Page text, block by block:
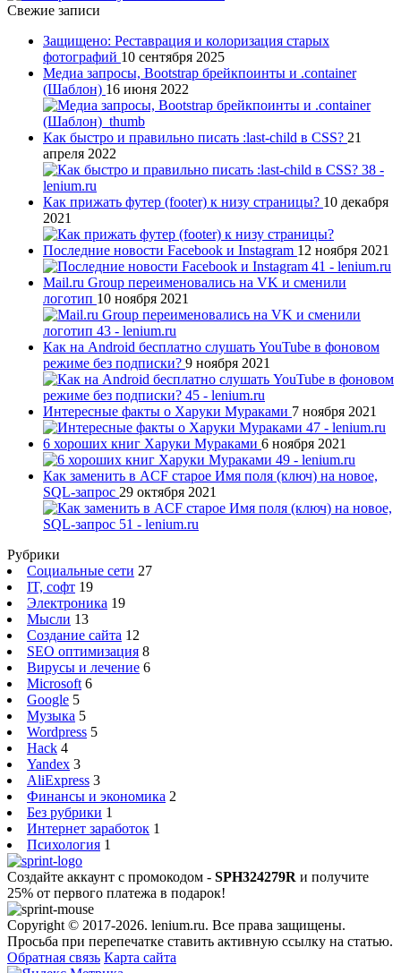
Свежие записи
Защищено: Реставрация и колоризация старых
фотографий 10 сентября 2025
Медиа запросы, Bootstrap брейкпоинты и .container
(Шаблон) 16 июня 2022
Как быстро и правильно писать :last-child в CSS? 21
апреля 2022
Как прижать футер (footer) к низу страницы? 10 декабря
2021
Последние новости Facebook и Instagram 12 ноября 2021
Mail.ru Group переименовались на VK и сменили
логотип 10 ноября 2021
Как на Android бесплатно слушать YouTube в фоновом
режиме без подписки? 9 ноября 2021
Интересные факты о Харуки Мураками 7 ноября 2021
6 хороших книг Харуки Мураками 6 ноября 2021
Как заменить в ACF старое Имя поля (ключ) на новое,
SQL-запрос 29 октября 2021
Рубрики
Социальные сети 27
IT, софт 19
Электроника 19
Мысли 13
Создание сайта 12
SEO оптимизация 8
Вирусы и лечение 6
Microsoft 6
Google 5
Музыка 5
Wordpress 5
Hack 4
Yandex 3
AliExpress 3
Финансы и экономика 2
Без рубрики 1
Интернет заработок 1
Психология 1
Создайте аккаунт с промокодом - SPH324279R и получите
25% от первого платежа в подарок!
Copyright © 2017-2026. lenium.ru. Все права защищены.
Просьба при перепечатке ставить активную ссылку на статью.
Обратная связь Карта сайта